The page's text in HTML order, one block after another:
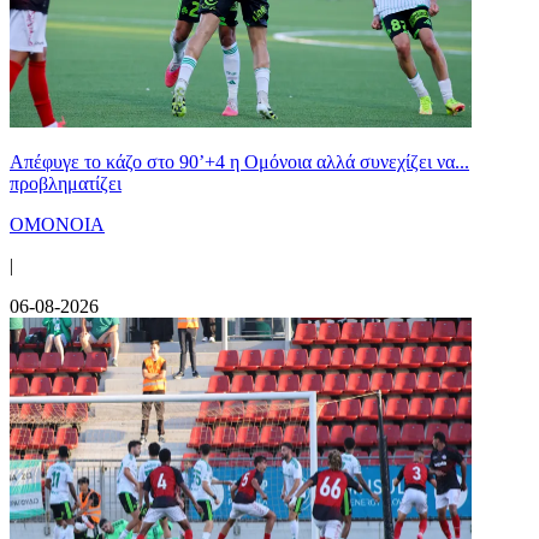
Απέφυγε το κάζο στο 90’+4 η Ομόνοια αλλά συνεχίζει να...
προβληματίζει
ΟΜΟΝΟΙΑ
|
06-08-2026